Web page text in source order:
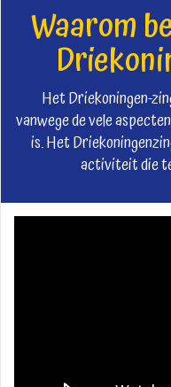
Waarom
Het Driekoningen-
vanwege de vele
is. Het
activiteit die